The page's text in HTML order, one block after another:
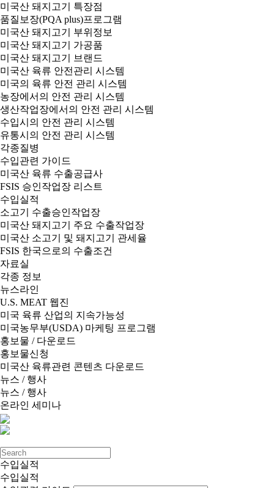
미국산 돼지고기 특장점
품질보장(PQA plus)프로그램
미국산 돼지고기 부위정보
미국산 돼지고기 가공품
미국산 돼지고기 브랜드
미국산 육류 안전관리 시스템
미국의 육류 안전 관리 시스템
농장에서의 안전 관리 시스템
생산작업장에서의 안전 관리 시스템
수입시의 안전 관리 시스템
유통시의 안전 관리 시스템
각종질병
수입관련 가이드
미국산 육류 수출공급사
FSIS 승인작업장 리스트
수입실적
소고기 수출승인작업장
미국산 돼지고기 주요 수출작업장
미국산 소고기 및 돼지고기 관세율
FSIS 한국으로의 수출조건
자료실
각종 정보
뉴스라인
U.S. MEAT 웹진
미국 육류 산업의 지속가능성
미국농무부(USDA) 마케팅 프로그램
홍보물 / 다운로드
홍보물신청
미국산 육류관련 콘텐츠 다운로드
뉴스 / 행사
뉴스 / 행사
온라인 세미나
수입실적
수입실적